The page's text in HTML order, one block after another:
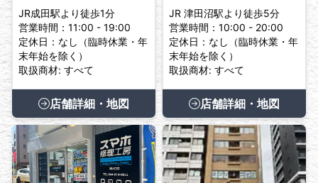
JR成田駅より徒歩1分
営業時間：11:00 - 19:00
定休日：なし（臨時休業・年
末年始を除く）
取扱商材: すべて
店舗詳細・地図
JR 津田沼駅より徒歩5分
営業時間：10:00 - 20:00
定休日：なし（臨時休業・年
末年始を除く）
取扱商材: すべて
店舗詳細・地図